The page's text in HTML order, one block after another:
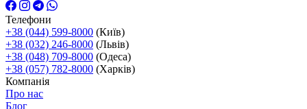
Телефони
+38 (044) 599-8000 (Київ)
+38 (032) 246-8000 (Львів)
+38 (048) 709-8000 (Одеса)
+38 (057) 782-8000 (Харків)
Компанія
Про нас
Блог